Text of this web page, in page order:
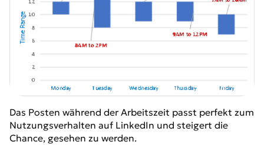
Das Posten während der Arbeitszeit passt perfekt zum
Nutzungsverhalten auf LinkedIn und steigert die
Chance, gesehen zu werden.